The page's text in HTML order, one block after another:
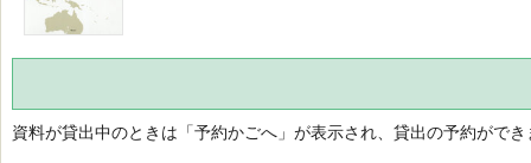
資料が貸出中のときは「予約かごへ」が表示され、貸出の予約ができ